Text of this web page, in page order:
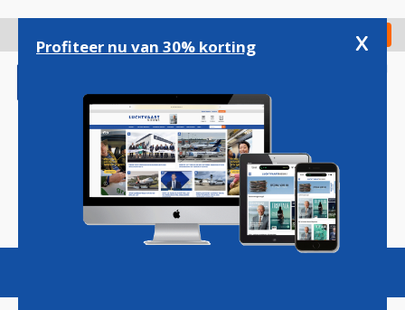
gaan
Check in
Magazine Podcasts Vacatures
Profiteer nu van 30% korting x